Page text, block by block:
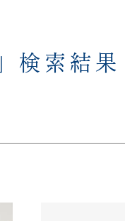
皿
てとて
検索結果